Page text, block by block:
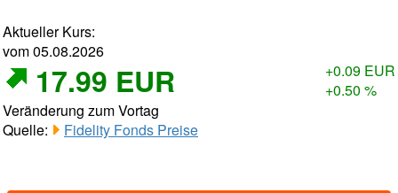
Aktueller Kurs:
vom 05.08.2026
17.99 EUR
+0.09 EUR
+0.50 %
Veränderung zum Vortag
Quelle:
Fidelity Fonds Preise